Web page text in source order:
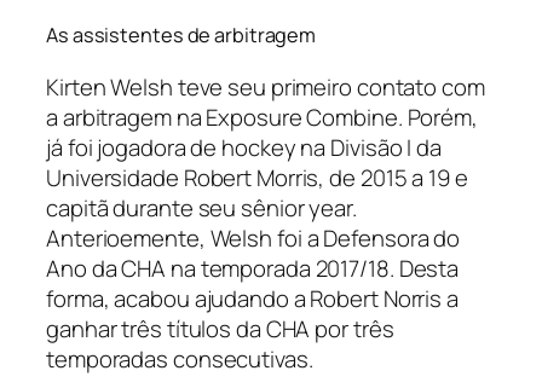
As assistentes de arbitragem
Kirten Welsh teve seu primeiro contato com
a arbitragem na Exposure Combine. Porém,
já foi jogadora de hockeyna Divisão I da
Universidade Robert Morris, de 2015 a 19 e
capitã durante seu sênior year.
Anterioemente, Welsh foi a Defensora do
Ano da CHA na temporada 2017/18. Desta
forma, acabou ajudando a Robert Norris a
ganhar três títulos da CHA por três
temporadas consecutivas.